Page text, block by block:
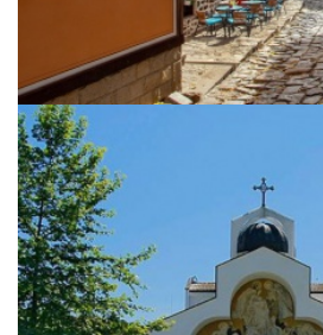
Vom Mittelmeer bis zur
Schwarzmeerküste